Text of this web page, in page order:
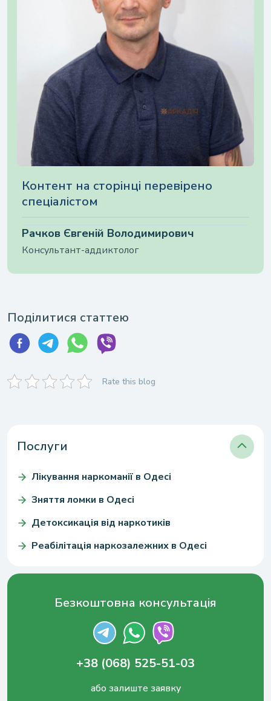
Контент на cторінці перевірено
спеціалістом
Рачков Євгеній Володимирович
Консультант-аддиктолог
Поділитися статтею
Rate this blog
Послуги
Лікування наркоманії в Одесі
Зняття ломки в Одесі
Детоксикація від наркотиків
Реабілітація наркозалежних в Одесі
Безкоштовна консультація
+38 (068) 525-51-03
або залиште заявку
Залишити відгук
персональних даних
Отримати консультацію
Надсилаючи цю форму, ви даєте свою згоду наобробку
персональних даних
Або зв'яжіться з нами у зручний спосіб
+38 (068) 525-51-03